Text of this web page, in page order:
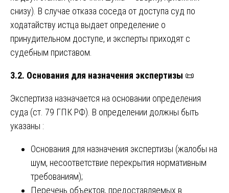
снизу). В случае отказа соседа от доступа суд по
ходатайству истца выдает определение о
принудительном доступе, и эксперты приходят с
судебным приставом.
3.2. Основания для назначения экспертизы 📜
Экспертиза назначается на основании определения
суда (ст. 79 ГПК РФ). В определении должны быть
указаны :
Основания для назначения экспертизы (жалобы на
шум, несоответствие перекрытия нормативным
требованиям);
Перечень объектов, предоставляемых в